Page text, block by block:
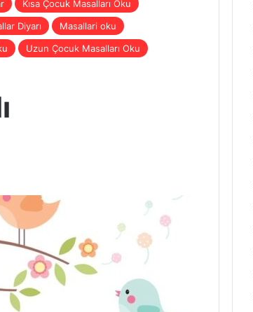
Kısa Çocuk Masalları Oku
Diyarı
Masallari oku
Uzun Çocuk Masalları Oku